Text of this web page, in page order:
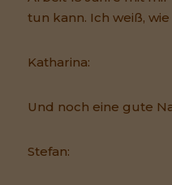
tun kann. Ich weiß,
Katharina:
Und noch eine gute
Stefan: